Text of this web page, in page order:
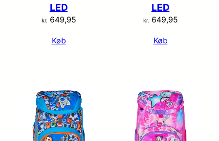
LED
kr. 649,95
Køb
LED
kr. 649,95
Køb